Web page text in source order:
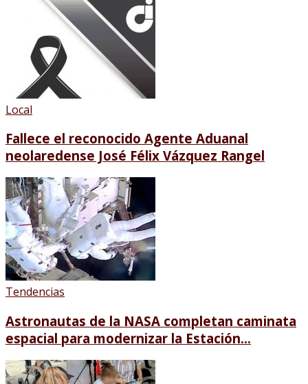
Local
Fallece el reconocido Agente Aduanal
neolaredense José Félix Vázquez Rangel
Tendencias
Astronautas de la NASA completan caminata
espacial para modernizar la Estación...